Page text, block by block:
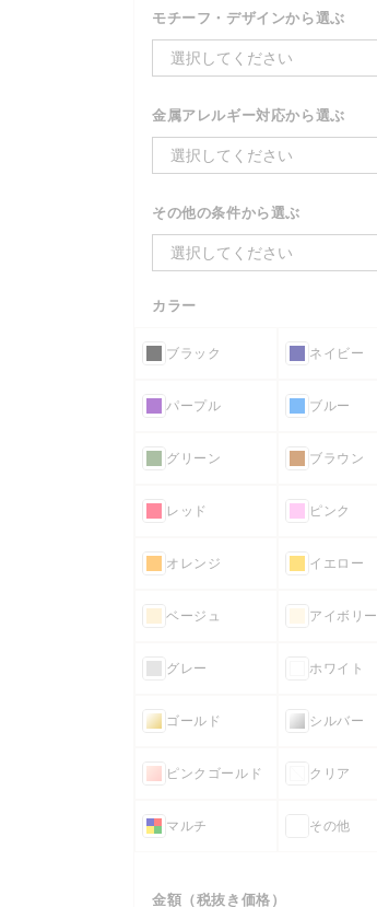
モチーフ・デザインから選ぶ
選択してください
金属アレルギー対応から選ぶ
選択してください
その他の条件から選ぶ
選択してください
カラー
ブラック ネイビー
パープル ブルー
グリーン ブラウン
レッド ピンク
オレンジ イエロー
ベージュ アイボリー
グレー ホワイト
ゴールド シルバー
ピンクゴールド クリア
マルチ その他
金額（税抜き価格）